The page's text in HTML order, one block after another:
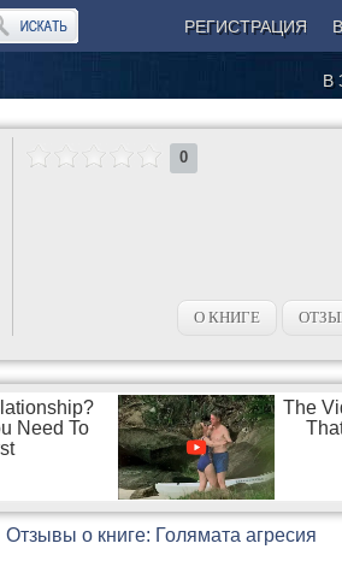
РЕГИСТРАЦИЯ
В
0
О КНИГЕ
Отзывы о книге: Голямата агресия